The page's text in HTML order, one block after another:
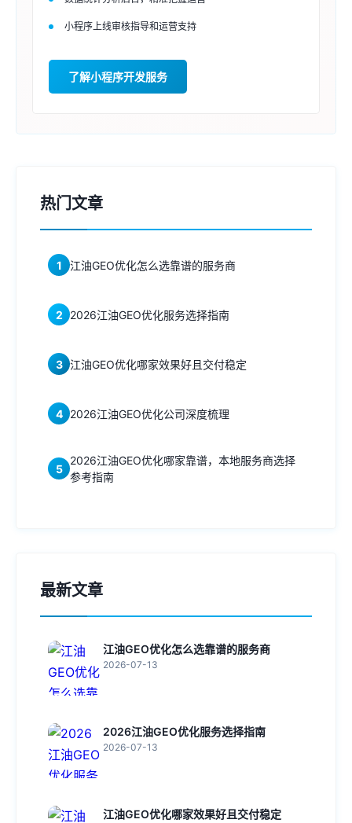
小程序上线审核指导和运营支持
了解小程序开发服务
热门文章
1 江油GEO优化怎么选靠谱的服务商
2 2026江油GEO优化服务选择指南
3 江油GEO优化哪家效果好且交付稳定
4 2026江油GEO优化公司深度梳理
5
2026江油GEO优化哪家靠谱，本地服务商选择
参考指南
最新文章
江油GEO优化怎么选靠谱的服务商
2026-07-13
2026江油GEO优化服务选择指南
2026-07-13
江油GEO优化哪家效果好且交付稳定